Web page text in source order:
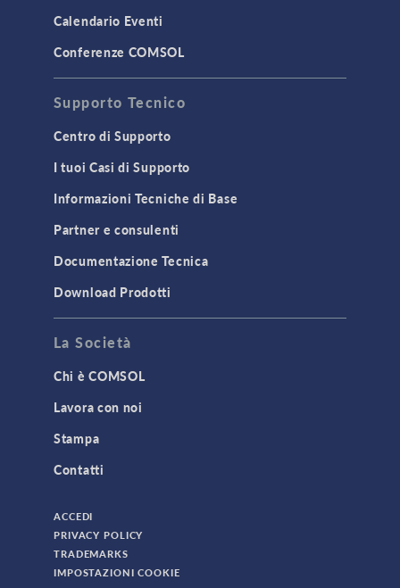
Calendario Eventi
Conferenze COMSOL
Supporto Tecnico
Centro di Supporto
I tuoi Casi di Supporto
Informazioni Tecniche di Base
Partner e consulenti
Documentazione Tecnica
Download Prodotti
La Società
Chi è COMSOL
Lavora con noi
Stampa
Contatti
ACCEDI
PRIVACY POLICY
TRADEMARKS
IMPOSTAZIONI COOKIE